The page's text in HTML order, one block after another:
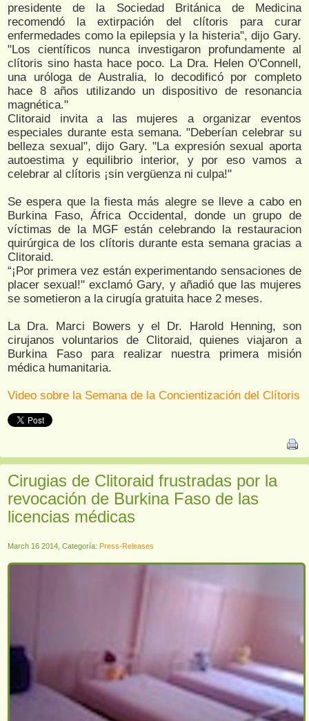
presidente de la Sociedad Británica de Medicina
recomendó la extirpación del clítoris para curar
enfermedades como la epilepsia y la histeria", dijo Gary.
"Los científicos nunca investigaron profundamente al
clítoris sino hasta hace poco. La Dra. Helen O'Connell,
una uróloga de Australia, lo decodificó por completo
hace 8 años utilizando un dispositivo de resonancia
magnética."
Clitoraid invita a las mujeres a organizar eventos
especiales durante esta semana. "Deberían celebrar su
belleza sexual", dijo Gary. "La expresión sexual aporta
autoestima y equilibrio interior, y por eso vamos a
celebrar al clítoris ¡sin vergüenza ni culpa!"
Se espera que la fiesta más alegre se lleve a cabo en
Burkina Faso, África Occidental, donde un grupo de
víctimas de la MGF están celebrando la restauracion
quirúrgica de los clítoris durante esta semana gracias a
Clitoraid.
“¡Por primera vez están experimentando sensaciones de
placer sexual!" exclamó Gary, y añadió que las mujeres
se sometieron a la cirugía gratuita hace 2 meses.
La Dra. Marci Bowers y el Dr. Harold Henning, son
cirujanos voluntarios de Clitoraid, quienes viajaron a
Burkina Faso para realizar nuestra primera misión
médica humanitaria.
Video sobre la Semana de la Concientización del Clítoris
Cirugias de Clitoraid frustradas por la
revocación de Burkina Faso de las
licencias médicas
March 16 2014, Categoría: Press-Releases